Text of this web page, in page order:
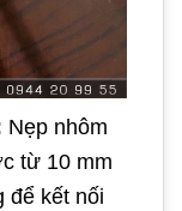
Nẹp nhôm
từ 10 mm
để kết nối